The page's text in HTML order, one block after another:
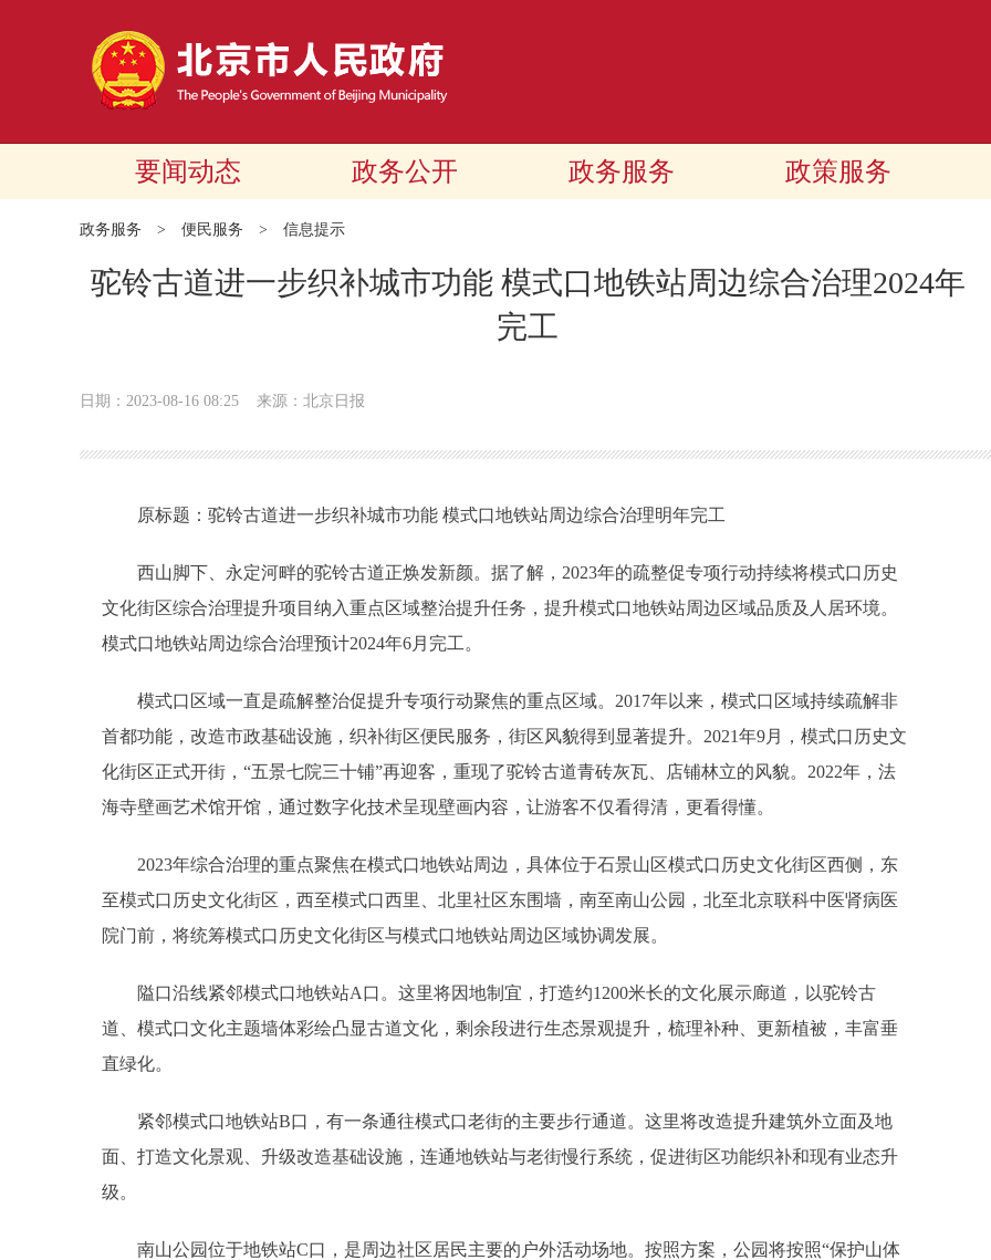
要闻动态 政务公开 政务服务 政策服务
政务服务 > 便民服务 > 信息提示
驼铃古道进一步织补城市功能 模式口地铁站周边综合治理2024年
完工
日期：2023-08-16 08:25 来源：北京日报
原标题：驼铃古道进一步织补城市功能 模式口地铁站周边综合治理明年完工
西山脚下、永定河畔的驼铃古道正焕发新颜。据了解，2023年的疏整促专项行动持续将模式口历史
文化街区综合治理提升项目纳入重点区域整治提升任务，提升模式口地铁站周边区域品质及人居环境。
模式口地铁站周边综合治理预计2024年6月完工。
模式口区域一直是疏解整治促提升专项行动聚焦的重点区域。2017年以来，模式口区域持续疏解非
首都功能，改造市政基础设施，织补街区便民服务，街区风貌得到显著提升。2021年9月，模式口历史文
化街区正式开街，“五景七院三十铺”再迎客，重现了驼铃古道青砖灰瓦、店铺林立的风貌。2022年，法
海寺壁画艺术馆开馆，通过数字化技术呈现壁画内容，让游客不仅看得清，更看得懂。
2023年综合治理的重点聚焦在模式口地铁站周边，具体位于石景山区模式口历史文化街区西侧，东
至模式口历史文化街区，西至模式口西里、北里社区东围墙，南至南山公园，北至北京联科中医肾病医
院门前，将统筹模式口历史文化街区与模式口地铁站周边区域协调发展。
隘口沿线紧邻模式口地铁站A口。这里将因地制宜，打造约1200米长的文化展示廊道，以驼铃古
道、模式口文化主题墙体彩绘凸显古道文化，剩余段进行生态景观提升，梳理补种、更新植被，丰富垂
直绿化。
紧邻模式口地铁站B口，有一条通往模式口老街的主要步行通道。这里将改造提升建筑外立面及地
面、打造文化景观、升级改造基础设施，连通地铁站与老街慢行系统，促进街区功能织补和现有业态升
级。
南山公园位于地铁站C口，是周边社区居民主要的户外活动场地。按照方案，公园将按照“保护山体